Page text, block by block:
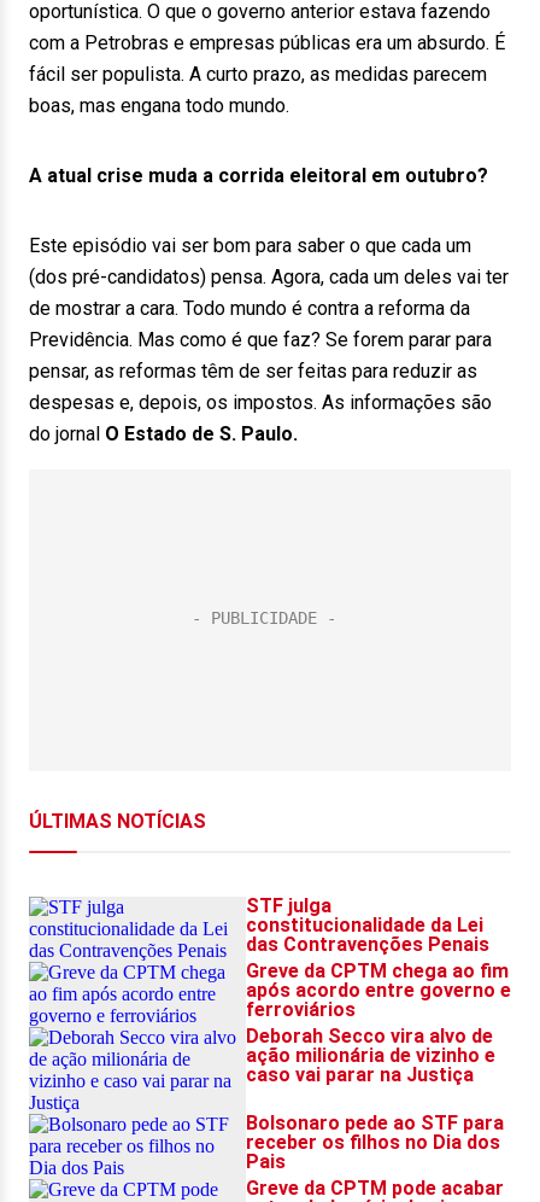
oportunística. O que o governo anterior estava fazendo
com a Petrobras e empresas públicas era um absurdo. É
fácil ser populista. A curto prazo, as medidas parecem
boas, mas engana todo mundo.
A atual crise muda a corrida eleitoral em outubro?
Este episódio vai ser bom para saber o que cada um
(dos pré-candidatos) pensa. Agora, cada um deles vai ter
de mostrar a cara. Todo mundo é contra a reforma da
Previdência. Mas como é que faz? Se forem parar para
pensar, as reformas têm de ser feitas para reduzir as
despesas e, depois, os impostos. As informações são
do jornal O Estado de S. Paulo.